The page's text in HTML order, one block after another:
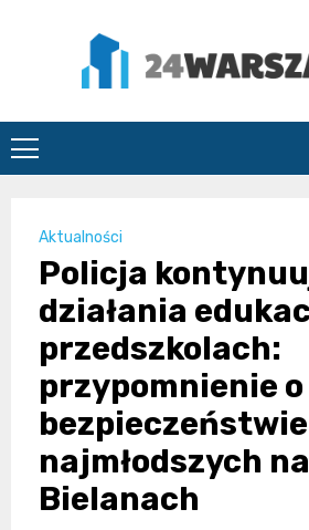
Aktualności
Policja
działania
przedszkolach:
przypomnienie o
najmłodszych na
Bielanach